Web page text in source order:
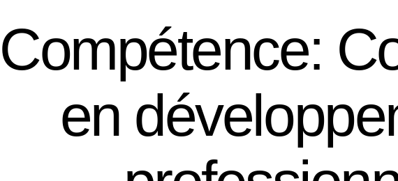
Compétence:
en